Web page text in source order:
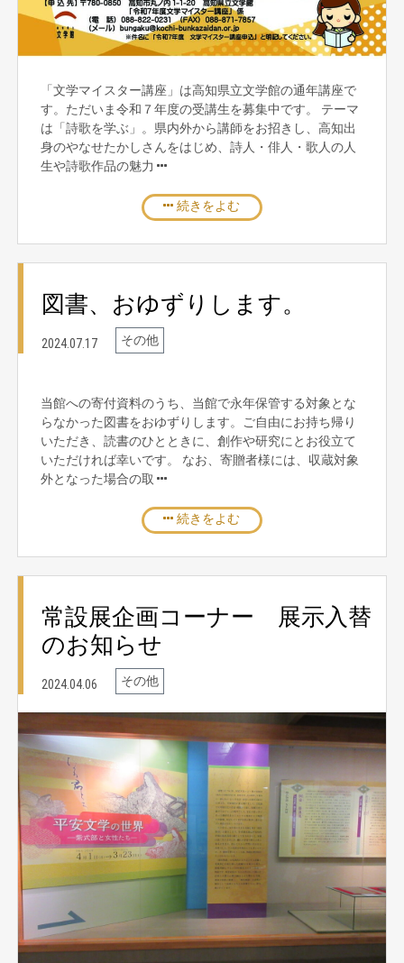
「文学マイスター講座」は高知県立文学館の通年講座で
す。ただいま令和７年度の受講生を募集中です。 テーマ
は「詩歌を学ぶ」。県内外から講師をお招きし、高知出
身のやなせたかしさんをはじめ、詩人・俳人・歌人の人
生や詩歌作品の魅力
続きをよむ
図書、おゆずりします。
2024.07.17 その他
当館への寄付資料のうち、当館で永年保管する対象とな
らなかった図書をおゆずりします。ご自由にお持ち帰り
いただき、読書のひとときに、創作や研究にとお役立て
いただければ幸いです。 なお、寄贈者様には、収蔵対象
外となった場合の取
続きをよむ
常設展企画コーナー 展示入替
のお知らせ
2024.04.06 その他